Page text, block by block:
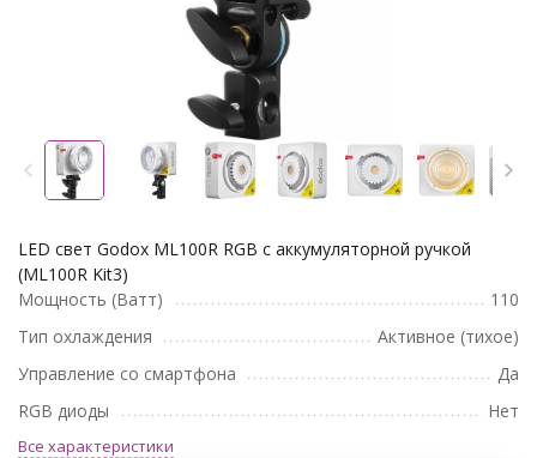
LED свет Godox ML100R RGB с аккумуляторной ручкой
(ML100R Kit3)
Мощность (Ватт)
110
Тип охлаждения
Активное (тихое)
Управление со смартфона
Да
RGB диоды
Нет
Все характеристики